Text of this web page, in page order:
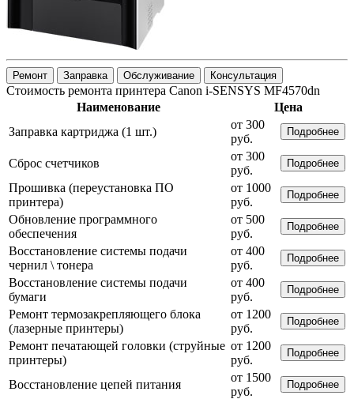
Ремонт Заправка Обслуживание Консультация
Стоимость ремонта принтера Canon i-SENSYS MF4570dn
Наименование
Цена
Заправка картриджа (1 шт.)
от 300
руб.
Подробнее
Сброс счетчиков
от 300
руб.
Подробнее
Прошивка (переустановка ПО
принтера)
от 1000
руб.
Подробнее
Обновление программного
обеспечения
от 500
руб.
Подробнее
Восстановление системы подачи
чернил \ тонера
от 400
руб.
Подробнее
Восстановление системы подачи
бумаги
от 400
руб.
Подробнее
Ремонт термозакрепляющего блока
(лазерные принтеры)
от 1200
руб.
Подробнее
Ремонт печатающей головки (струйные
принтеры)
от 1200
руб.
Подробнее
Восстановление цепей питания
от 1500
руб.
Подробнее